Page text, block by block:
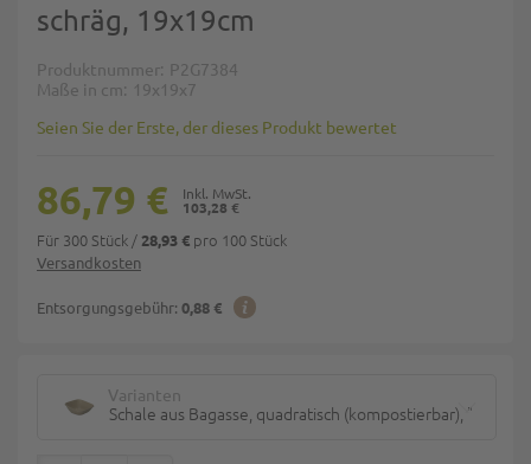
schräg, 19x19cm
Produktnummer P2G7384
Maße in cm
19x19x7
Seien Sie der Erste, der dieses Produkt bewertet
Versandkosten
Entsorgungsgebühr: 0,88 €
103,28 €
86,79 €
Für 300 Stück / 28,93 € pro 100 Stück
Varianten
Schale aus Bagasse, quadratisch (kompostierbar), "Be